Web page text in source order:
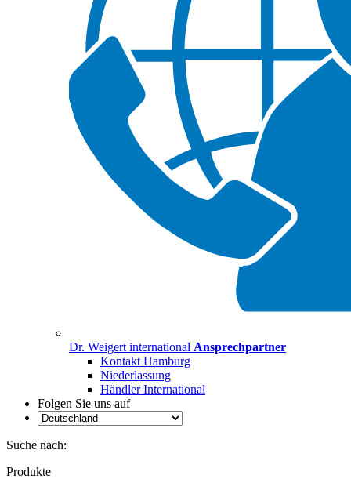
Dr. Weigert international Ansprechpartner
Kontakt Hamburg
Niederlassung
Händler International
Folgen Sie uns auf
Suche nach:
Produkte